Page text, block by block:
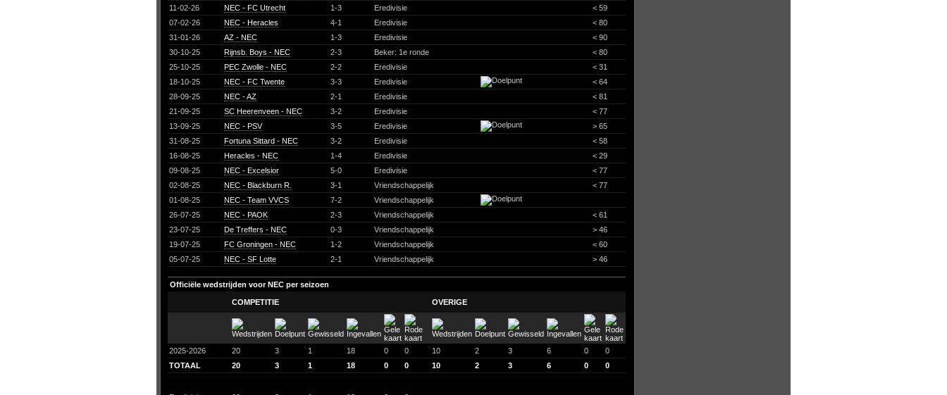
11-02-26
NEC - FC Utrecht 1-3 Eredivisie
< 59
07-02-26
NEC - Heracles 4-1 Eredivisie
< 80
31-01-26
AZ - NEC 1-3 Eredivisie
< 90
30-10-25
Rijnsb. Boys - NEC 2-3 Beker: 1e ronde
< 80
25-10-25
PEC Zwolle - NEC 2-2 Eredivisie
< 31
18-10-25
NEC - FC Twente 3-3 Eredivisie
< 64
28-09-25
NEC - AZ 2-1 Eredivisie
< 81
21-09-25
SC Heerenveen - NEC 3-2 Eredivisie
< 77
13-09-25
NEC - PSV 3-5 Eredivisie
> 65
31-08-25
Fortuna Sittard - NEC 3-2 Eredivisie
< 58
16-08-25
Heracles - NEC 1-4 Eredivisie
< 29
09-08-25
NEC - Excelsior 5-0 Eredivisie
< 77
02-08-25
NEC - Blackburn R. 3-1 Vriendschappelijk
< 77
01-08-25
NEC - Team VVCS 7-2
Vriendschappelijk
26-07-25
NEC - PAOK 2-3 Vriendschappelijk
< 61
23-07-25
De Treffers - NEC 0-3 Vriendschappelijk
> 46
19-07-25
FC Groningen - NEC 1-2 Vriendschappelijk
< 60
05-07-25
NEC - SF Lotte 2-1 Vriendschappelijk > 46
Officiële wedstrijden voor NEC per seizoen
COMPETITIE OVERIGE
2025-2026 20 3 1 18 0 0 10 2 3 6 0
0
TOTAAL
20 3 1 18 0 0 10 2 3 6 0 0